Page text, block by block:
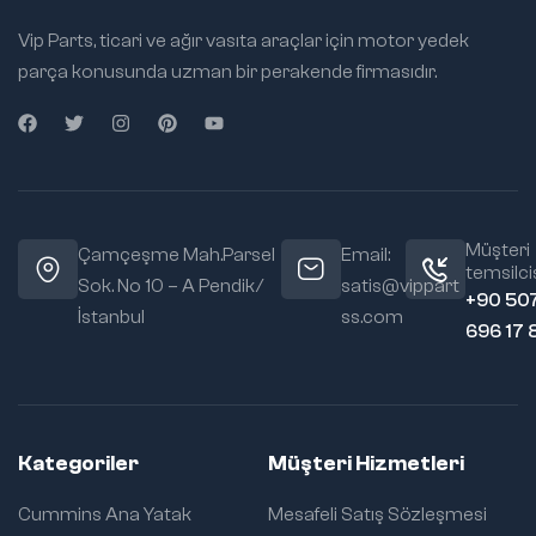
Vip Parts, ticari ve ağır vasıta araçlar için motor yedek
parça konusunda uzman bir perakende firmasıdır.
Çamçeşme Mah.Parsel
Sok. No 10 – A Pendik/
İstanbul
Email:
satis@vippart
ss.com
Müşteri
+90
696 17
Kategoriler
Cummins Ana Yatak
Müşteri Hizmetleri
Mesafeli Satış Sözleşmesi